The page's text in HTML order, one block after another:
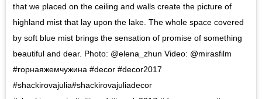
that we placed on the ceiling and walls create the picture of
highland mist that lay upon the lake. The whole space covered
by soft blue mist brings the sensation of promise of something
beautiful and dear. Photo: @elena_zhun Video: @mirasfilm
#горнаяжемчужина #decor #decor2017
#shackirovajulia#shackirovajuliadecor